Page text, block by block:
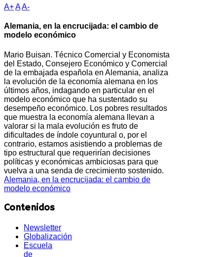
A+AA-
Alemania, en la encrucijada: el cambio de
modelo económico
Mario Buisan. Técnico Comercial y Economista
del Estado, Consejero Económico y Comercial
de la embajada española en Alemania, analiza
la evolución de la economía alemana en los
últimos años, indagando en particular en el
modelo económico que ha sustentado su
desempeño económico. Los pobres resultados
que muestra la economía alemana llevan a
valorar si la mala evolución es fruto de
dificultades de índole coyuntural o, por el
contrario, estamos asistiendo a problemas de
tipo estructural que requerirían decisiones
políticas y económicas ambiciosas para que
vuelva a una senda de crecimiento sostenido.
Alemania, en la encrucijada: el cambio de
modelo económico
Contenidos
Newsletter
Globalización
Escuela
de